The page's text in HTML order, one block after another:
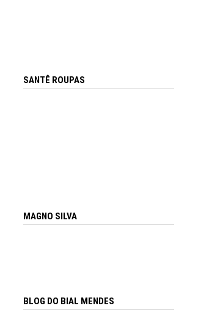
SANTÊ ROUPAS
MAGNO SILVA
BLOG DO BIAL MENDES